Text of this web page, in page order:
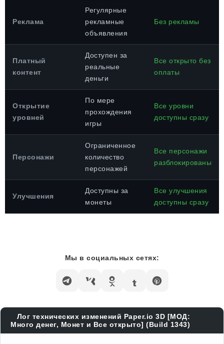
Реклама
Регулярные
рекламные
объявления
Без рекламы
Платный
контент
Доступен за
реальные
деньги
Все открыто без
оплаты
Открытие
уровней
По мере
прохождения
игры
Все уровни
доступны сразу
Персонажи
Ограниченное
количество
персонажей
Все персонажи
разблокированы
Улучшения
Доступны за
монеты
Все улучшения
доступны сразу
Мы в социальных сетях:
Лог технических изменений Paper.io 3D [МОД:
Много денег, Монет и Все открыто] (Build 1343)